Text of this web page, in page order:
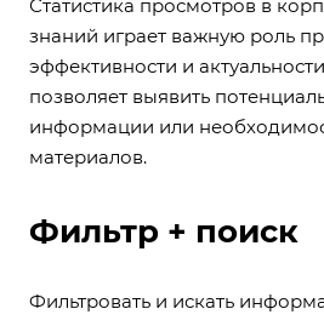
Статистика просмотров в
знаний играет важную роль
эффективности и
позволяет выявить
информации или
материалов.
Фильтр + поиск
Фильтровать и искать